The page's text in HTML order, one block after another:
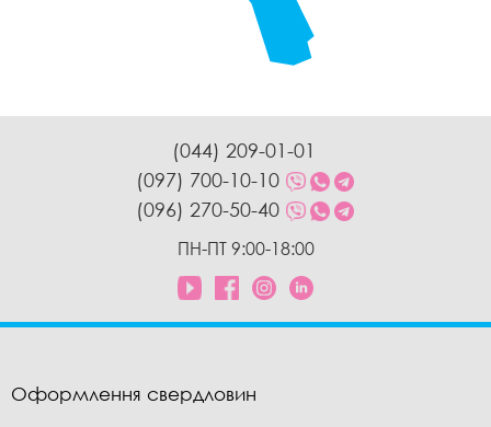
(044) 209-01-01
(097) 700-10-10
(096) 270-50-40
ПН-ПТ 9:00-18:00
Оформлення свердловин